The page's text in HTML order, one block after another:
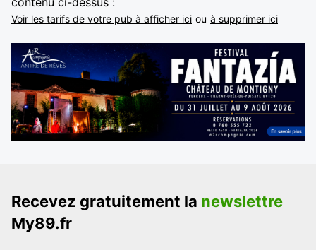
Voir les tarifs de votre pub à afficher ici ou à supprimer ici
Recevez gratuitement la newslettre
My89.fr